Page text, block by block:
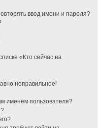
ввод имени и пароля?
«Кто сейчас на
неправильное!
именем пользователя?